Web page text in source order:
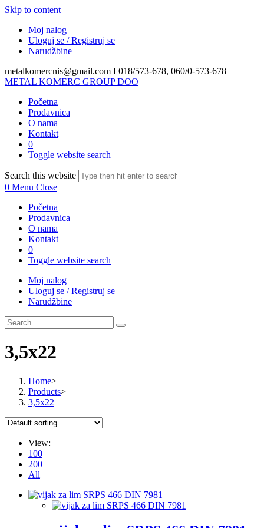
Skip to content
Moj nalog
Uloguj se / Registruj se
Narudžbine
metalkomercnis@gmail.com I 018/573-678, 060/0-573-678
METAL KOMERC GROUP DOO
Početna
Prodavnica
O nama
Kontakt
0
Toggle website search
Search this website
0 Menu Close
Početna
Prodavnica
O nama
Kontakt
0
Toggle website search
Moj nalog
Uloguj se / Registruj se
Narudžbine
3,5x22
Home>
Products>
3,5x22
View:
100
200
All